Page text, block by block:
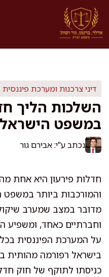
לדלג
לתוכן
דיני צרכנות ומערכת פיננסית
השלכות הליך
במשפט
נכתב ע"י: אבירם גור
חדלות פירעון היא אחת
והמורכבות ביותר במשפט
מדובר במצב שמערב
וחברתיים כאחד, ומשפיע
על המערכת הפיננסית
בישראל רפורמה מהותית
כניסתו לתוקף של חוק